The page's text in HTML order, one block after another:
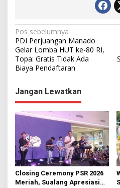
N
a
v
g
a
s
p
o
s
Pos sebelumnya
PDI Perjuangan Manado
Gelar Lomba HUT ke-80 RI,
Topa: Gratis Tidak Ada
Biaya Pendaftaran
Jangan Lewatkan
Closing Ceremony PSR 2026
Meriah, Sualang Apresiasi